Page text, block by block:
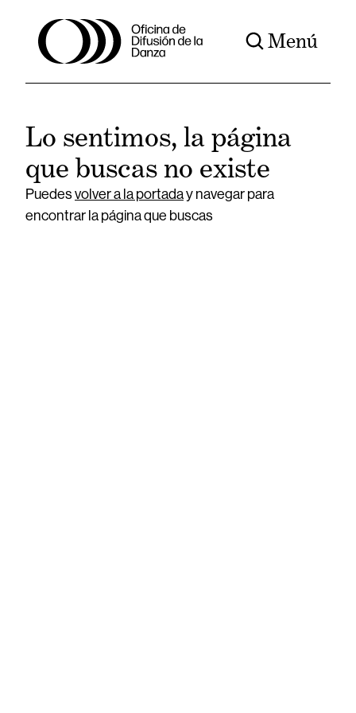
Menú
Lo sentimos, la página
que buscas no existe
Puedesvolver a la portaday navegar para
encontrar la página que buscas